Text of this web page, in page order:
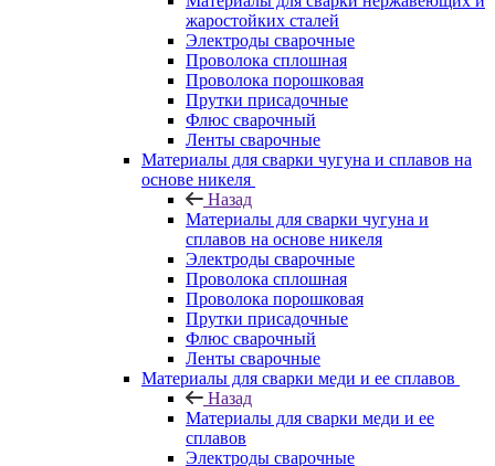
жаростойких сталей
Электроды сварочные
Проволока сплошная
Проволока порошковая
Прутки присадочные
Флюс сварочный
Ленты сварочные
Материалы для сварки чугуна и сплавов на
основе никеля
Назад
Материалы для сварки чугуна и
сплавов на основе никеля
Электроды сварочные
Проволока сплошная
Проволока порошковая
Прутки присадочные
Флюс сварочный
Ленты сварочные
Материалы для сварки меди и ее сплавов
Назад
Материалы для сварки меди и ее
сплавов
Электроды сварочные